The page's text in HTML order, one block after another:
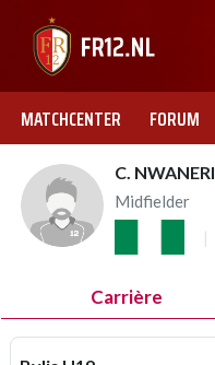
MATCHCENTER FORUM
C. NWANERI
Midfielder
Carrière